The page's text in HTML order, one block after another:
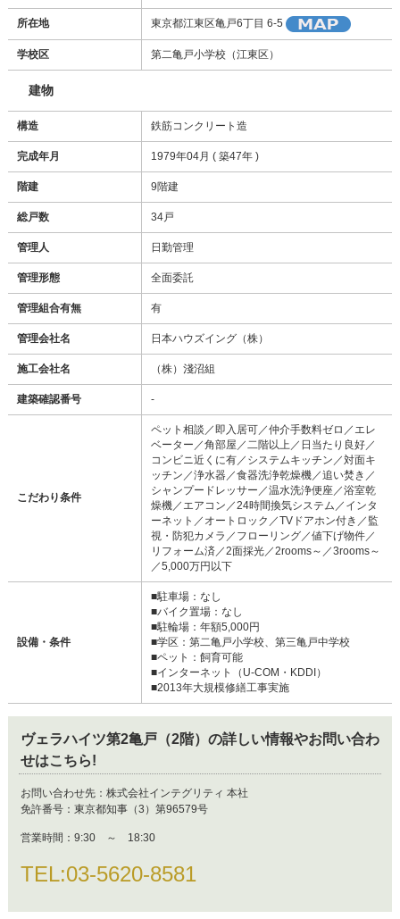
所在地 東京都江東区亀戸6丁目 6-5
学校区 第二亀戸小学校（江東区）
建物
構造 鉄筋コンクリート造
完成年月 1979年04月 ( 築47年 )
階建 9階建
総戸数 34戸
管理人 日勤管理
管理形態 全面委託
管理組合有無 有
管理会社名 日本ハウズイング（株）
施工会社名 （株）淺沼組
建築確認番号 -
こだわり条件
ペット相談／即入居可／仲介手数料ゼロ／エレ
ベーター／角部屋／二階以上／日当たり良好／
コンビニ近くに有／システムキッチン／対面キ
ッチン／浄水器／食器洗浄乾燥機／追い焚き／
シャンプードレッサー／温水洗浄便座／浴室乾
燥機／エアコン／24時間換気システム／インタ
ーネット／オートロック／TVドアホン付き／監
視・防犯カメラ／フローリング／値下げ物件／
リフォーム済／2面採光／2rooms～／3rooms～
／5,000万円以下
設備・条件
■駐車場：なし
■バイク置場：なし
■駐輪場：年額5,000円
■学区：第二亀戸小学校、第三亀戸中学校
■ペット：飼育可能
■インターネット（U-COM・KDDI）
■2013年大規模修繕工事実施
ヴェラハイツ第2亀戸（2階）の詳しい情報やお問い合わ
せはこちら!
お問い合わせ先： 株式会社インテグリティ 本社
免許番号： 東京都知事（3）第96579号
営業時間： 9:30 ～ 18:30
TEL:03-5620-8581